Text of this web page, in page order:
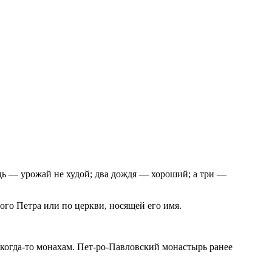
— урожай не худой; два дождя — хороший; а три —
Петра или по церкви, носящей его имя.
то монахам. Пет-ро-Павловский монастырь ранее